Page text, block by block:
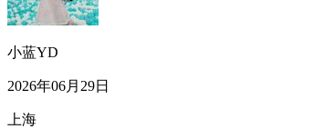
小蓝YD
2026年06月29日
上海